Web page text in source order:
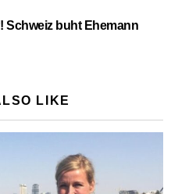
Schweiz buht Ehemann
LIKE